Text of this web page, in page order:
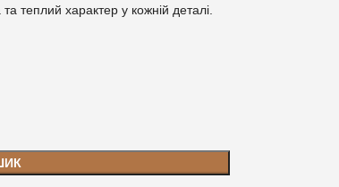
теплий характер у кожній деталі.